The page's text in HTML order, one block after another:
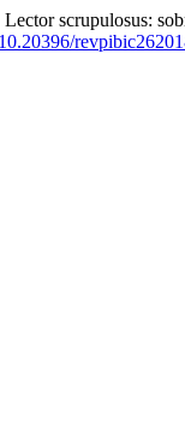
scrupulosus: